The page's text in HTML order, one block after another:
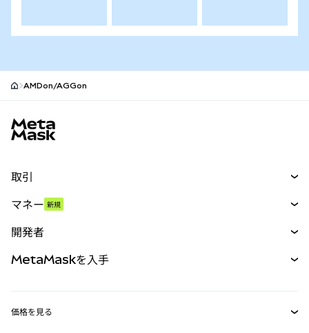
AMDon/AGGon
取引
パーペチュアル
RWA
マネー 新規
開発者
MetaMaskを入手
価格を見る